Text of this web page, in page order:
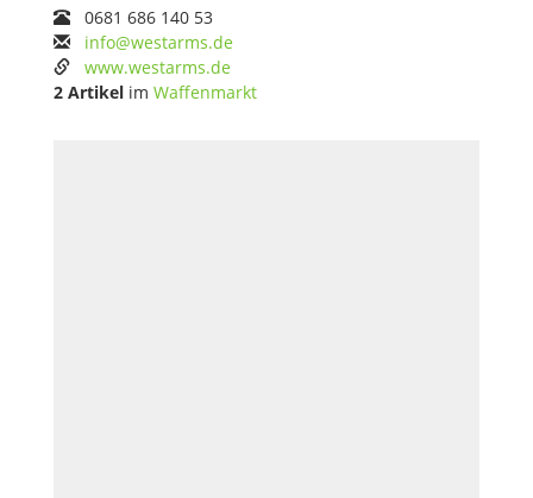
0681 686 140 53
info@westarms.de
www.westarms.de
2 Artikel im Waffenmarkt